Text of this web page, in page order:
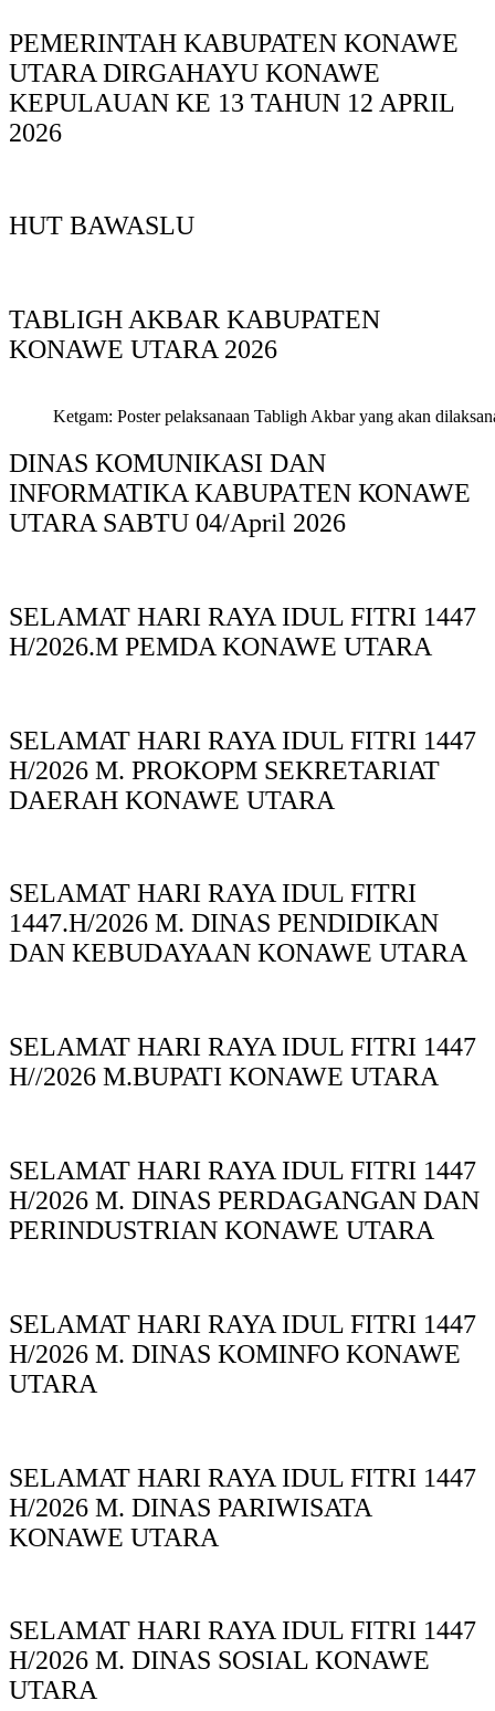
PEMERINTAH KABUPATEN KONAWE
UTARA DIRGAHAYU KONAWE
KEPULAUAN KE 13 TAHUN 12 APRIL
2026
HUT BAWASLU
TABLIGH AKBAR KABUPATEN
KONAWE UTARA 2026
Ketgam: Poster pelaksanaan Tabligh Akbar yang akan
DINAS KOMUNIKASI DAN
INFORMATIKA KABUPAΤΕΝ ΚΟNAWE
UTARA SABTU 04/April 2026
SELAMAT HARI RAYA IDUL FITRI 1447
H/2026.M PEMDA KONAWE UTARA
SELAMAT HARI RAYA IDUL FITRI 1447
H/2026 M. PROKOPM SEKRETARIAT
DAERAH KONAWE UTARA
SELAMAT HARI RAYA IDUL FITRI
1447.H/2026 M. DINAS PENDIDIKAN
DAN KEBUDAYAAN KONAWE UTARA
SELAMAT HARI RAYA IDUL FITRI 1447
H//2026 M.BUPATI KONAWE UTARA
SELAMAT HARI RAYA IDUL FITRI 1447
H/2026 M. DINAS PERDAGANGAN DAN
PERINDUSTRIAN KONAWE UTARA
SELAMAT HARI RAYA IDUL FITRI 1447
H/2026 M. DINAS KOMINFO KONAWE
UTARA
SELAMAT HARI RAYA IDUL FITRI 1447
H/2026 M. DINAS PARIWISATA
KONAWE UTARA
SELAMAT HARI RAYA IDUL FITRI 1447
H/2026 M. DINAS SOSIAL KONAWE
UTARA